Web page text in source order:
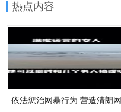
热点内容
依法惩治网暴行为 营造清朗网